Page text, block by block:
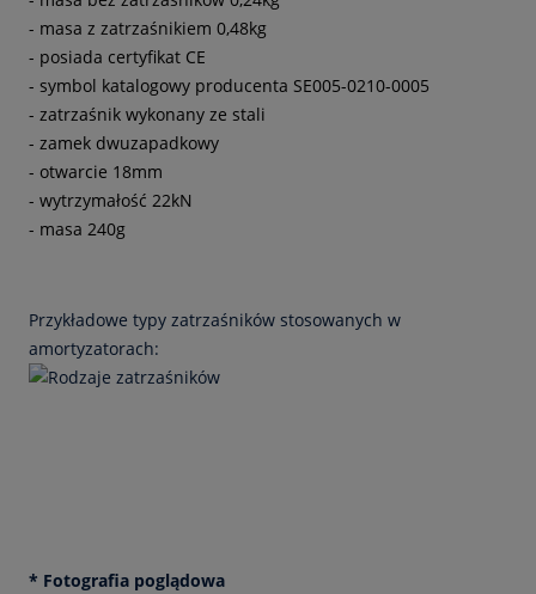
- masa z zatrzaśnikiem 0,48kg
- posiada certyfikat CE
- symbol katalogowy producenta SE005-0210-0005
- zatrzaśnik wykonany ze stali
- zamek dwuzapadkowy
- otwarcie 18mm
- wytrzymałość 22kN
- masa 240g
Przykładowe typy zatrzaśników stosowanych w
amortyzatorach:
* Fotografia poglądowa